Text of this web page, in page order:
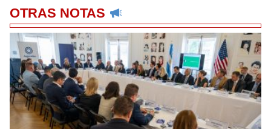
OTRAS NOTAS